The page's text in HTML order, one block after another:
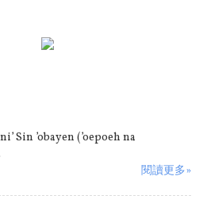
Sin ’obayen (’oepoeh na
閱讀更多»